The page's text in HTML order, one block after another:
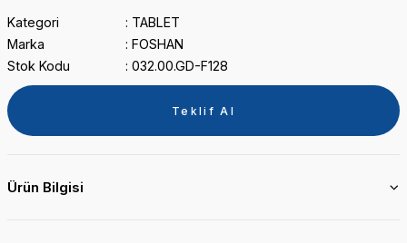
Kategori
TABLET
Marka
FOSHAN
Stok Kodu
032.00.GD-F128
Teklif Al
Ürün Bilgisi